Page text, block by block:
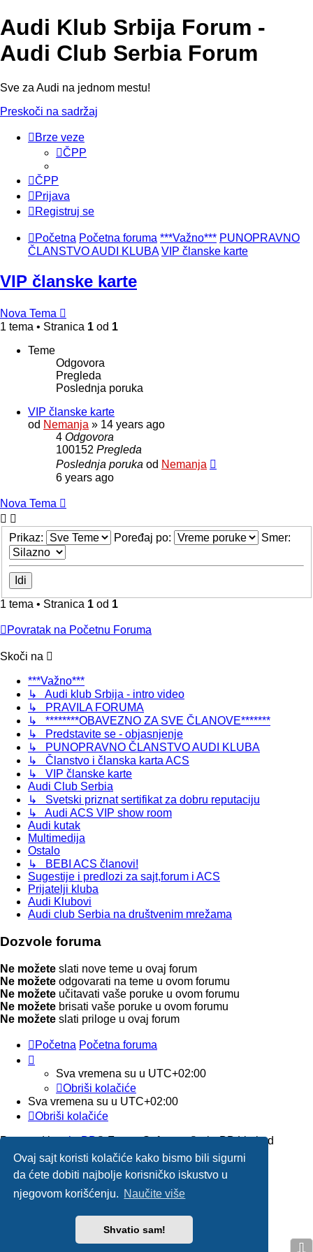
Ovaj sajt koristi kolačiće kako bismo bili sigurni
da ćete dobiti najbolje korisničko iskustvo u
njegovom korišćenju. Naučite više
Shvatio sam!
Audi Klub Srbija Forum -
Audi Club Serbia Forum
Sve za Audi na jednom mestu!
Preskoči na sadržaj
Brze veze
ČPP
ČPP
Prijava
Registruj se
Početna Početna foruma ***Važno*** PUNOPRAVNO
ČLANSTVO AUDI KLUBA VIP članske karte
VIP članske karte
Nova Tema
1 tema • Stranica 1 od 1
Teme
Odgovora
Pregleda
Poslednja poruka
VIP članske karte
od Nemanja » 14 years ago
4 Odgovora
100152 Pregleda
Poslednja poruka od Nemanja
6 years ago
Nova Tema
Prikaz: Poređaj po: Smer:
1 tema • Stranica 1 od 1
Povratak na Početnu Foruma
Skoči na
***Važno***
↳ Audi klub Srbija - intro video
↳ PRAVILA FORUMA
↳ ********OBAVEZNO ZA SVE ČLANOVE*******
↳ Predstavite se - objasnjenje
↳ PUNOPRAVNO ČLANSTVO AUDI KLUBA
↳ Članstvo i članska karta ACS
↳ VIP članske karte
Audi Club Serbia
↳ Svetski priznat sertifikat za dobru reputaciju
↳ Audi ACS VIP show room
Audi kutak
Multimedija
Ostalo
↳ BEBI ACS članovi!
Sugestije i predlozi za sajt,forum i ACS
Prijatelji kluba
Audi Klubovi
Audi club Serbia na društvenim mrežama
Dozvole foruma
Ne možete slati nove teme u ovaj forum
Ne možete odgovarati na teme u ovom forumu
Ne možete učitavati vaše poruke u ovom forumu
Ne možete brisati vaše poruke u ovom forumu
Ne možete slati priloge u ovaj forum
Početna Početna foruma
Sva vremena su u UTC+02:00
Obriši kolačiće
Sva vremena su u UTC+02:00
Obriši kolačiće
Powered byphpBB® Forum Software © phpBB Limited
Prevod -medicinari
phpBB SiteMaker